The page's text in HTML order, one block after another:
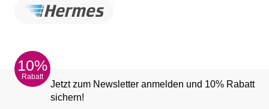
10%
Rabatt
Jetzt zum Newsletter anmelden und 10% Rabatt
sichern!